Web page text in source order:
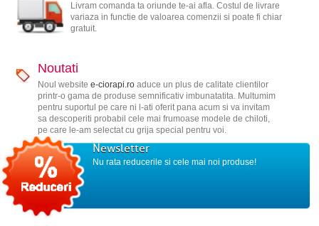
Livram comanda ta oriunde te-ai afla. Costul de livrare
variaza in functie de valoarea comenzii si poate fi chiar
gratuit.
Noutati
Noul website e-ciorapi.roaduce un plus de calitate clientilor
printr-o gama de produse semnificativ imbunatatita. Multumim
pentru suportul pe care ni l-ati oferit pana acum si va invitam
sa descoperiti probabil cele mai frumoase modele de chiloti,
pe care le-am selectat cu grija special pentru voi.
Newsletter
Nu rata reducerile si cele mai noi produse!